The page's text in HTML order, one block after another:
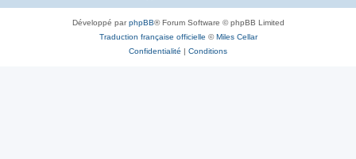
Développé parphpBB® Forum Software © phpBB Limited
Traduction française officielle ©Miles Cellar
Confidentialité | Conditions